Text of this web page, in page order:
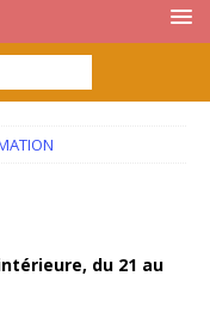
du 21 au